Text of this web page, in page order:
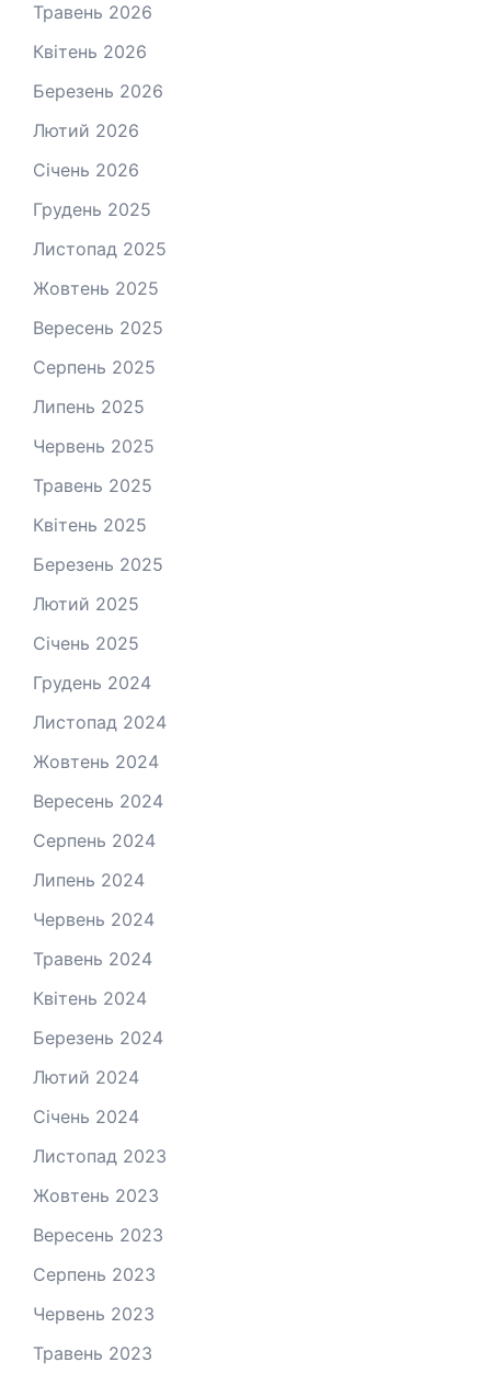
Травень 2026
Квітень 2026
Березень 2026
Лютий 2026
Січень 2026
Грудень 2025
Листопад 2025
Жовтень 2025
Вересень 2025
Серпень 2025
Липень 2025
Червень 2025
Травень 2025
Квітень 2025
Березень 2025
Лютий 2025
Січень 2025
Грудень 2024
Листопад 2024
Жовтень 2024
Вересень 2024
Серпень 2024
Липень 2024
Червень 2024
Травень 2024
Квітень 2024
Березень 2024
Лютий 2024
Січень 2024
Листопад 2023
Жовтень 2023
Вересень 2023
Серпень 2023
Червень 2023
Травень 2023